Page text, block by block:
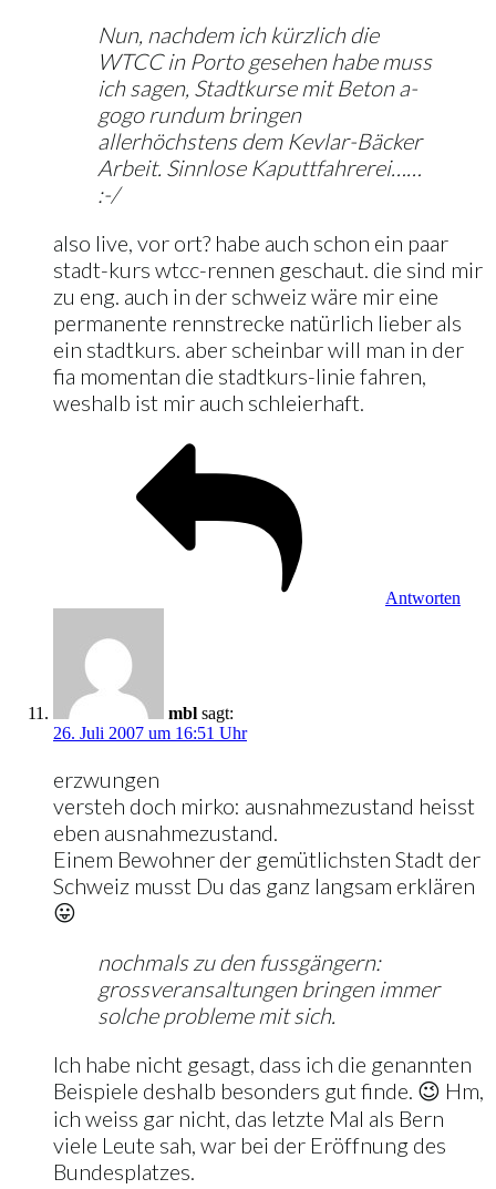
Nun, nachdem ich kürzlich die
WTCC in Porto gesehen habe muss
ich sagen, Stadtkurse mit Beton a-
gogo rundum bringen
allerhöchstens dem Kevlar-Bäcker
Arbeit. Sinnlose Kaputtfahrerei……
:-/
also live, vor ort? habe auch schon ein paar
stadt-kurs wtcc-rennen geschaut. die sind mir
zu eng. auch in der schweiz wäre mir eine
permanente rennstrecke natürlich lieber als
ein stadtkurs. aber scheinbar will man in der
fia momentan die stadtkurs-linie fahren,
weshalb ist mir auch schleierhaft.
Antworten
mbl sagt:
26. Juli 2007 um 16:51 Uhr
erzwungen
versteh doch mirko: ausnahmezustand heisst
eben ausnahmezustand.
Einem Bewohner der gemütlichsten Stadt der
Schweiz musst Du das ganz langsam erklären
😛
nochmals zu den fussgängern:
grossveransaltungen bringen immer
solche probleme mit sich.
Ich habe nicht gesagt, dass ich die genannten
Beispiele deshalb besonders gut finde. 😉 Hm,
ich weiss gar nicht, das letzte Mal als Bern
viele Leute sah, war bei der Eröffnung des
Bundesplatzes.